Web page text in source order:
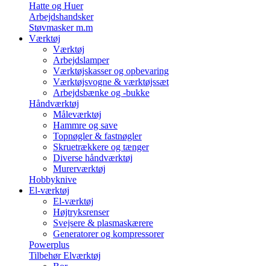
Hatte og Huer
Arbejdshandsker
Støvmasker m.m
Værktøj
Værktøj
Arbejdslamper
Værktøjskasser og opbevaring
Værktøjsvogne & værktøjssæt
Arbejdsbænke og -bukke
Håndværktøj
Måleværktøj
Hammre og save
Topnøgler & fastnøgler
Skruetrækkere og tænger
Diverse håndværktøj
Murerværktøj
Hobbyknive
El-værktøj
El-værktøj
Højtryksrenser
Svejsere & plasmaskærere
Generatorer og kompressorer
Powerplus
Tilbehør Elværktøj